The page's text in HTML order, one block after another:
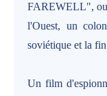
FAREWELL", ou
l'Ouest, un
soviétique et la
Un film